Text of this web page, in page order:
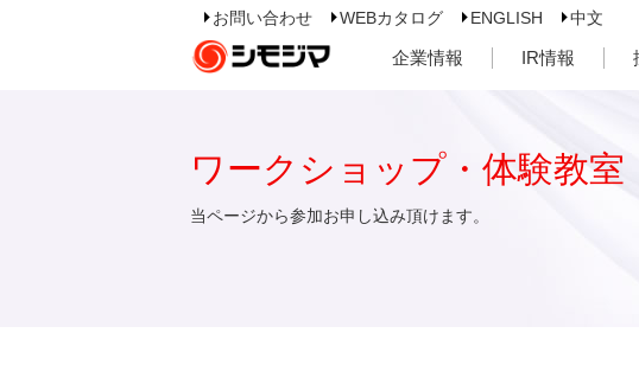
お問い合わせ WEBカタログ ENGLISH 中文
企業情報 IR情報
ワークショップ・体験教室
当ページから参加お申し込み頂けます。